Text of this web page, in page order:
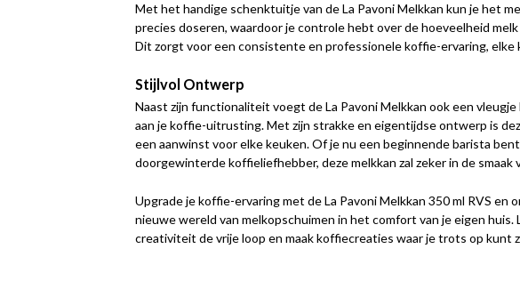
Met het handige schenktuitje van de La Pavoni Melkkan kun je het
precies doseren, waardoor je controle hebt over de hoeveelheid
Dit zorgt voor een consistente en professionele koffie-ervaring, elke
Stijlvol Ontwerp
Naast zijn functionaliteit voegt de La Pavoni Melkkan ook een
aan je koffie-uitrusting. Met zijn strakke en eigentijdse ontwerp is
een aanwinst voor elke keuken. Of je nu een beginnende barista
doorgewinterde koffieliefhebber, deze melkkan zal zeker in de smaak
Upgrade je koffie-ervaring met de La Pavoni Melkkan 350 ml RVS en
nieuwe wereld van melkopschuimen in het comfort van je eigen huis.
creativiteit de vrije loop en maak koffiecreaties waar je trots op kunt